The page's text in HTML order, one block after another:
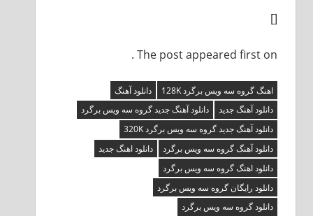
[]
The post appeared first on .
اهنگ گروه سه ویس برگرد 128K
دانلود آهنگ
دانلود آهنگ جدید
دانلود آهنگ جدید گروه سه ویس برگرد
دانلود آهنگ جدید گروه سه ویس برگرد 320K
دانلود آهنگ گروه سه ویس برگرد
دانلود اهنگ جدید
دانلود اهنگ گروه سه ویس برگرد
دانلود رایگان گروه سه ویس برگرد
دانلود گروه سه ویس برگرد